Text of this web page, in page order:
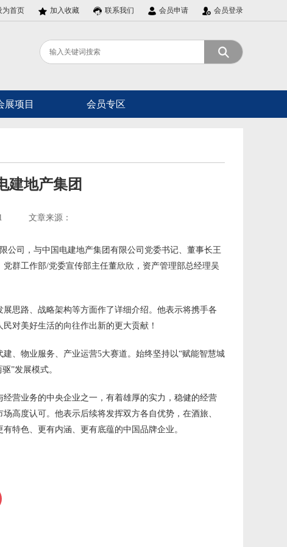
为首页 加入收藏 联系我们 会员申请 会员登录
展项目 会员专区
建地产集团
文章来源：
公司，与中国电建地产集团有限公司党委书记、董事长王
群工作部/党委宣传部主任董欣欣，资产管理部总经理吴
思路、战略架构等方面作了详细介绍。他表示将携手各
对美好生活的向往作出新的更大贡献！
、物业服务、产业运营5大赛道。始终坚持以“赋能智慧城
”发展模式。
营业务的中央企业之一，有着雄厚的实力，稳健的经营
高度认可。他表示后续将发挥双方各自优势，在酒旅、
特色、更有内涵、更有底蕴的中国品牌企业。